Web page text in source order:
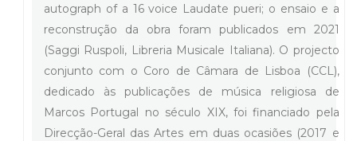
autograph of a 16 voice Laudate pueri; o ensaio e a
reconstrução da obra foram publicados em 2021
(Saggi Ruspoli, Libreria Musicale Italiana). O projecto
conjunto com o Coro de Câmara de Lisboa (CCL),
dedicado às publicações de música religiosa de
Marcos Portugal no século XIX, foi financiado pela
Direcção-Geral das Artes em duas ocasiões (2017 e